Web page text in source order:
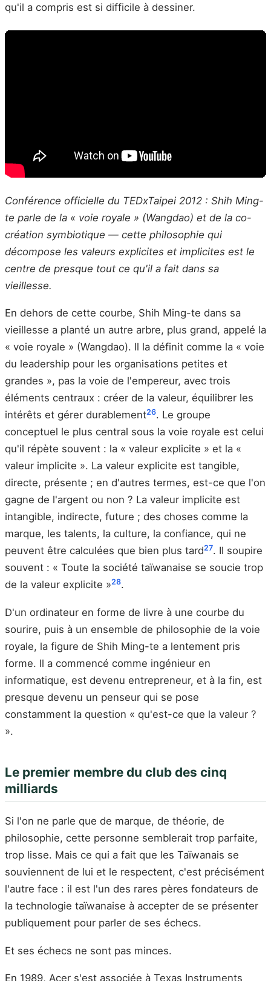
qu'il a compris est si difficile à dessiner.
Conférence officielle du TEDxTaipei 2012 : Shih Ming-
te parle de la « voie royale » (Wangdao) et de la co-
création symbiotique — cette philosophie qui
décompose les valeurs explicites et implicites est le
centre de presque tout ce qu'il a fait dans sa
vieillesse.
En dehors de cette courbe, Shih Ming-te dans sa
vieillesse a planté un autre arbre, plus grand, appelé la
« voie royale » (Wangdao). Il la définit comme la « voie
du leadership pour les organisations petites et
grandes », pas la voie de l'empereur, avec trois
éléments centraux : créer de la valeur, équilibrer les
intérêts et gérer durablement26. Le groupe
conceptuel le plus central sous la voie royale est celui
qu'il répète souvent : la « valeur explicite » et la «
valeur implicite ». La valeur explicite est tangible,
directe, présente ; en d'autres termes, est-ce que l'on
gagne de l'argent ou non ? La valeur implicite est
intangible, indirecte, future ; des choses comme la
marque, les talents, la culture, la confiance, qui ne
peuvent être calculées que bien plus tard27. Il soupire
souvent : « Toute la société taïwanaise se soucie trop
de la valeur explicite »28.
D'un ordinateur en forme de livre à une courbe du
sourire, puis à un ensemble de philosophie de la voie
royale, la figure de Shih Ming-te a lentement pris
forme. Il a commencé comme ingénieur en
informatique, est devenu entrepreneur, et à la fin, est
presque devenu un penseur qui se pose
constamment la question « qu'est-ce que la valeur ?
».
Le premier membre du club des cinq
milliards
Si l'on ne parle que de marque, de théorie, de
philosophie, cette personne semblerait trop parfaite,
trop lisse. Mais ce qui a fait que les Taïwanais se
souviennent de lui et le respectent, c'est précisément
l'autre face : il est l'un des rares pères fondateurs de
la technologie taïwanaise à accepter de se présenter
publiquement pour parler de ses échecs.
Et ses échecs ne sont pas minces.
En 1989, Acer s'est associée à Texas Instruments